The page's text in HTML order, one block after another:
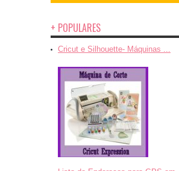
+ POPULARES
Cricut e Silhouette- Máquinas ...